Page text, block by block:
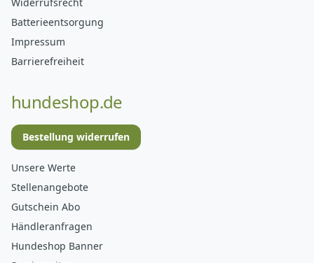
Batterieentsorgung
Impressum
Barrierefreiheit
hundeshop.de
Bestellung widerrufen
Unsere Werte
Stellenangebote
Gutschein Abo
Händleranfragen
Hundeshop Banner